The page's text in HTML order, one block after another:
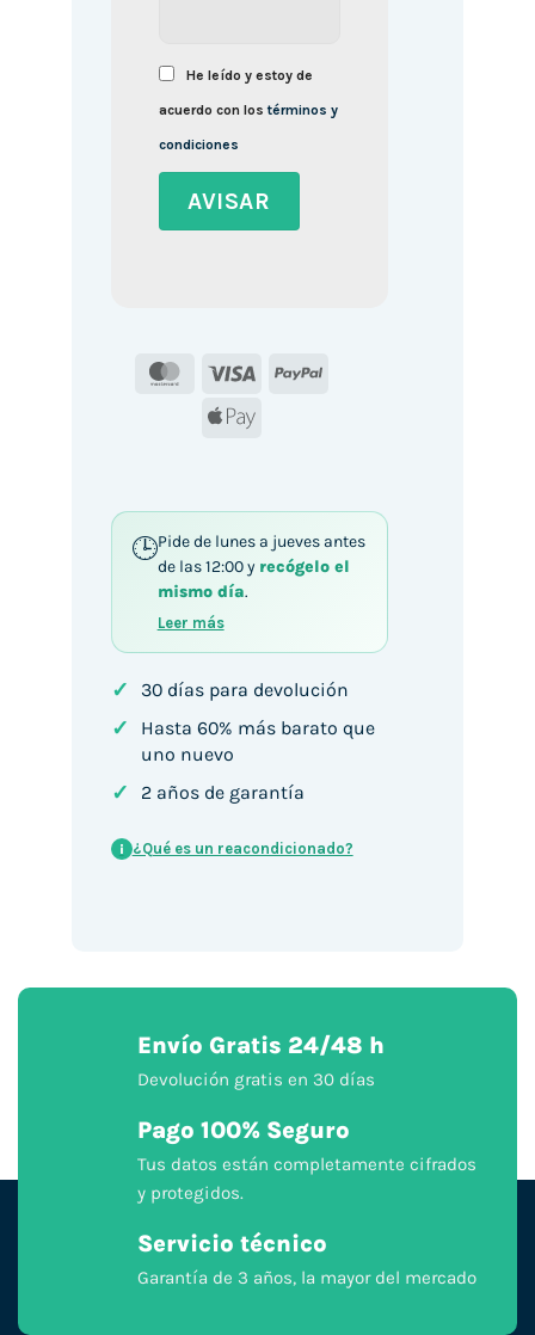
He leído y estoy de
acuerdo con lostérminos y
condiciones
MasterCard
Visa
PayPal
Apple
Pide de lunes a jueves antes
de las 12:00 y recógelo el
mismo día.
Leer más
✓ 30 días para devolución
✓
Hasta 60% más barato que
uno nuevo
✓ 2 años de garantía
i ¿Qué es un reacondicionado?
Envío Gratis 24/48 h
Devolución gratis en 30 días
Pago 100% Seguro
Tus datos están completamente cifrados
y protegidos.
Servicio técnico
Garantía de 3 años, la mayor del mercado